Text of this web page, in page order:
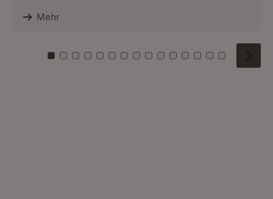
Mehr
Zu Kachel: 0
Zu Kachel: 1
Zu Kachel: 2
Zu Kachel: 3
Zu Kachel: 4
Zu Kachel: 5
Zu Kachel: 6
Zu Kachel: 7
Zu Kachel: 8
Zu Kachel: 9
Zu Kachel: 10
Zu Kachel: 11
Zu Kachel: 12
Zu Kachel:
Zu